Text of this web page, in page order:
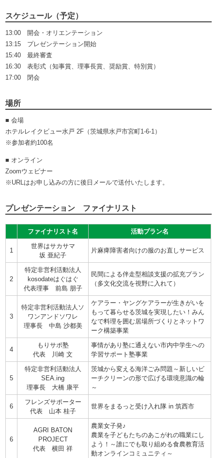
スケジュール（予定）
13:00 開会・オリエンテーション
13:15 プレゼンテーション開始
15:40 最終審査
16:30 表彰式（知事賞、理事長賞、奨励賞、特別賞）
17:00 閉会
場所
■ 会場
ホテルレイクビュー水戸 2F（茨城県水戸市宮町1-6-1）
※参加者約100名
■ オンライン
Zoomウェビナー
※URLはお申し込みの方に後日メールで送付いたします。
プレゼンテーション ファイナリスト
ファイナリスト名 活動プラン名
1
世界はサカサマ
坂 亜紀子
片麻痺障害者向けの服のお直しサービス
2
特定非営利活動法人
kosodateはぐはぐ
代表理事 前島 朋子
民間による伴走型相談支援の拡充プラン
（多文化交流を視野に入れて）
3
特定非営利活動法人ソ
ワンアンドソワレ
理事長 中島 沙都美
ケアラー・ヤングケアラーが生きがいを
もって暮らせる茨城を実現したい！みん
なで料理を囲む居場所づくりとネットワ
ーク構築事業
4
もりサポ塾
代表 川崎 文
事情があり塾に通えない市内中学生への
学習サポート塾事業
5
特定非営利活動法人
SEA.ing
理事長 大橋 康平
茨城から変える海洋ごみ問題～新しいビ
ーチクリーンの形で広げる環境意識の輪
～
6
フレンズサポーター
代表 山本 桂子
世界をまるっと受け入れ隊 in 筑西市
6
AGRI BATON
PROJECT
代表 横田 祥
農業女子発♪
農業を子どもたちのあこがれの職業にし
よう！～誰にでも取り組める食農教育活
動オンラインコミュニティ～